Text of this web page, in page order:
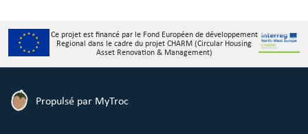
Ce projet est financé par le Fond Européen de développement
Regional dans le cadre du projet CHARM (Circular Housing
Asset Renovation & Management)
Propulsé par MyTroc